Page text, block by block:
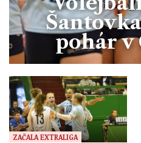
pohár v
ZAČALA EXTRALIGA